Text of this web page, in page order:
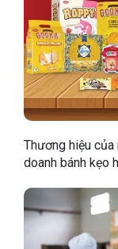
Thương hiệu
doanh bánh kẹo